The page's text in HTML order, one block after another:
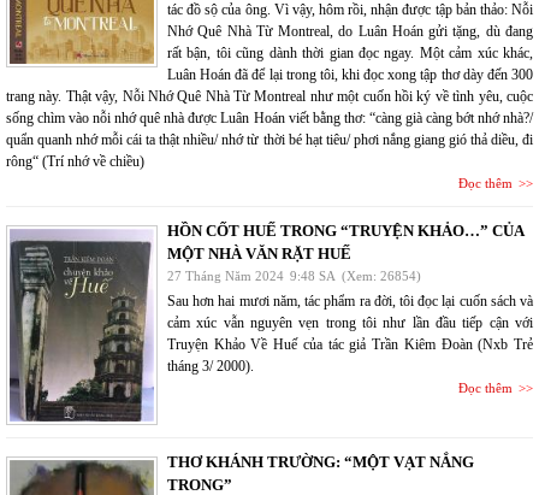
tác đồ sộ của ông. Vì vậy, hôm rồi, nhận được tập bản thảo: Nỗi
Nhớ Quê Nhà Từ Montreal, do Luân Hoán gửi tặng, dù đang
rất bận, tôi cũng dành thời gian đọc ngay. Một cảm xúc khác,
Luân Hoán đã để lại trong tôi, khi đọc xong tập thơ dày đến 300
trang này. Thật vậy, Nỗi Nhớ Quê Nhà Từ Montreal như một cuốn hồi ký về tình yêu, cuộc
sống chìm vào nỗi nhớ quê nhà được Luân Hoán viết bằng thơ: “càng già càng bớt nhớ nhà?/
quẩn quanh nhớ mỗi cái ta thật nhiều/ nhớ từ thời bé hạt tiêu/ phơi nắng giang gió thả diều, đi
rông“ (Trí nhớ về chiều)
Đọc thêm
HỒN CỐT HUẾ TRONG “TRUYỆN KHẢO…” CỦA
MỘT NHÀ VĂN RẶT HUẾ
27 Tháng Năm 2024 9:48 SA (Xem: 26854)
Sau hơn hai mươi năm, tác phẩm ra đời, tôi đọc lại cuốn sách và
cảm xúc vẫn nguyên vẹn trong tôi như lần đầu tiếp cận với
Truyện Khảo Về Huế của tác giả Trần Kiêm Đoàn (Nxb Trẻ
tháng 3/ 2000).
Đọc thêm
THƠ KHÁNH TRƯỜNG: “MỘT VẠT NẮNG
TRONG”